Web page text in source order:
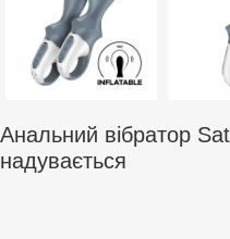
Анальний вібратор
надувається